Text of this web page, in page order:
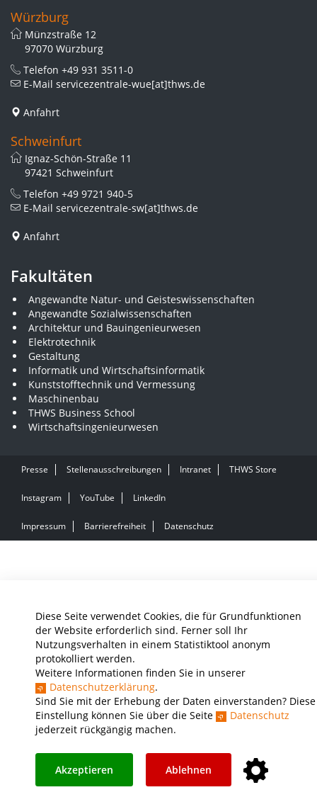
Diese Seite verwendet Cookies, die für Grundfunktionen
der Website erforderlich sind. Ferner soll Ihr
Nutzungsverhalten in einem Statistiktool anonym
protokolliert werden.
Weitere Informationen finden Sie in unserer
Datenschutzerklärung.
Sind Sie mit der Erhebung der Daten einverstanden? Diese
Einstellung können Sie über die Seite
Datenschutz
jederzeit rückgängig machen.
Akzeptieren Ablehnen
Würzburg
Münzstraße 12
97070 Würzburg
Telefon +49 931 3511-0
E-Mail servicezentrale-wue[at]thws.de
Anfahrt
Schweinfurt
Ignaz-Schön-Straße 11
97421 Schweinfurt
Telefon +49 9721 940-5
E-Mail servicezentrale-sw[at]thws.de
Anfahrt
Fakultäten
Angewandte Natur- und Geisteswissenschaften
Angewandte Sozialwissenschaften
Architektur und Bauingenieurwesen
Elektrotechnik
Gestaltung
Informatik und Wirtschaftsinformatik
Kunststofftechnik und Vermessung
Maschinenbau
THWS Business School
Wirtschaftsingenieurwesen
Presse Stellenausschreibungen Intranet THWS Store
Instagram YouTube LinkedIn
Impressum Barrierefreiheit Datenschutz